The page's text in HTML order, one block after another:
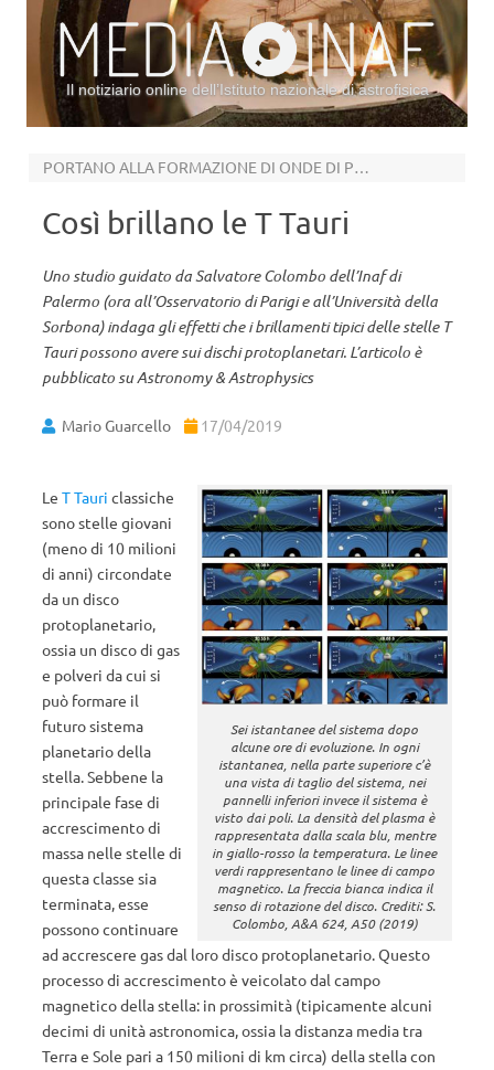
Il notiziario online dell’Istituto nazionale di astrofisica
PORTANO ALLA FORMAZIONE DI ONDE DI PRESSIONE
Così brillano le T Tauri
Uno studio guidato da Salvatore Colombo dell’Inaf di
Palermo (ora all’Osservatorio di Parigi e all’Università della
Sorbona) indaga gli effetti che i brillamenti tipici delle stelle T
Tauri possono avere sui dischi protoplanetari. L’articolo è
pubblicato su Astronomy & Astrophysics
Mario Guarcello 17/04/2019
Sei istantanee del sistema dopo
alcune ore di evoluzione. In ogni
istantanea, nella parte superiore c’è
una vista di taglio del sistema, nei
pannelli inferiori invece il sistema è
visto dai poli. La densità del plasma è
rappresentata dalla scala blu, mentre
in giallo-rosso la temperatura. Le linee
verdi rappresentano le linee di campo
magnetico. La freccia bianca indica il
senso di rotazione del disco. Crediti: S.
Colombo, A&A 624, A50 (2019)
Le T Tauri classiche
sono stelle giovani
(meno di 10 milioni
di anni) circondate
da un disco
protoplanetario,
ossia un disco di gas
e polveri da cui si
può formare il
futuro sistema
planetario della
stella. Sebbene la
principale fase di
accrescimento di
massa nelle stelle di
questa classe sia
terminata, esse
possono continuare
ad accrescere gas dal loro disco protoplanetario. Questo
processo di accrescimento è veicolato dal campo
magnetico della stella: in prossimità (tipicamente alcuni
decimi di unità astronomica, ossia la distanza media tra
Terra e Sole pari a 150 milioni di km circa) della stella con